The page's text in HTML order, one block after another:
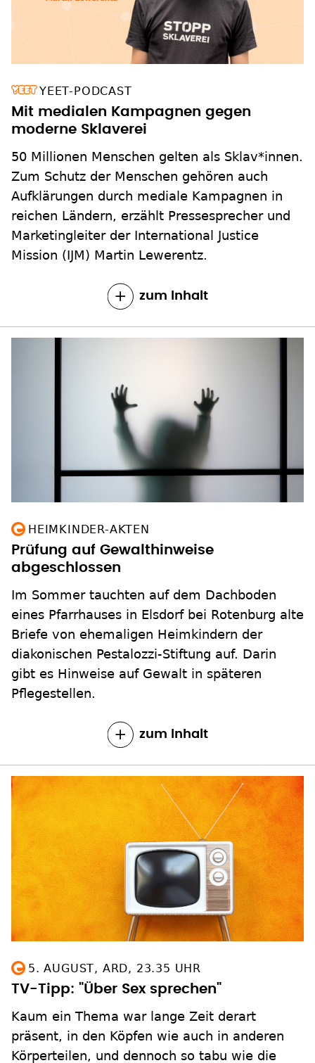
YEET-PODCAST
Mit medialen Kampagnen gegen
moderne Sklaverei
50 Millionen Menschen gelten als Sklav*innen.
Zum Schutz der Menschen gehören auch
Aufklärungen durch mediale Kampagnen in
reichen Ländern, erzählt Pressesprecher und
Marketingleiter der International Justice
Mission (IJM) Martin Lewerentz.
zum Inhalt
HEIMKINDER-AKTEN
Prüfung auf Gewalthinweise
abgeschlossen
Im Sommer tauchten auf dem Dachboden
eines Pfarrhauses in Elsdorf bei Rotenburg alte
Briefe von ehemaligen Heimkindern der
diakonischen Pestalozzi-Stiftung auf. Darin
gibt es Hinweise auf Gewalt in späteren
Pflegestellen.
zum Inhalt
5. AUGUST, ARD, 23.35 UHR
TV-Tipp: "Über Sex sprechen"
Kaum ein Thema war lange Zeit derart
präsent, in den Köpfen wie auch in anderen
Körperteilen, und dennoch so tabu wie die